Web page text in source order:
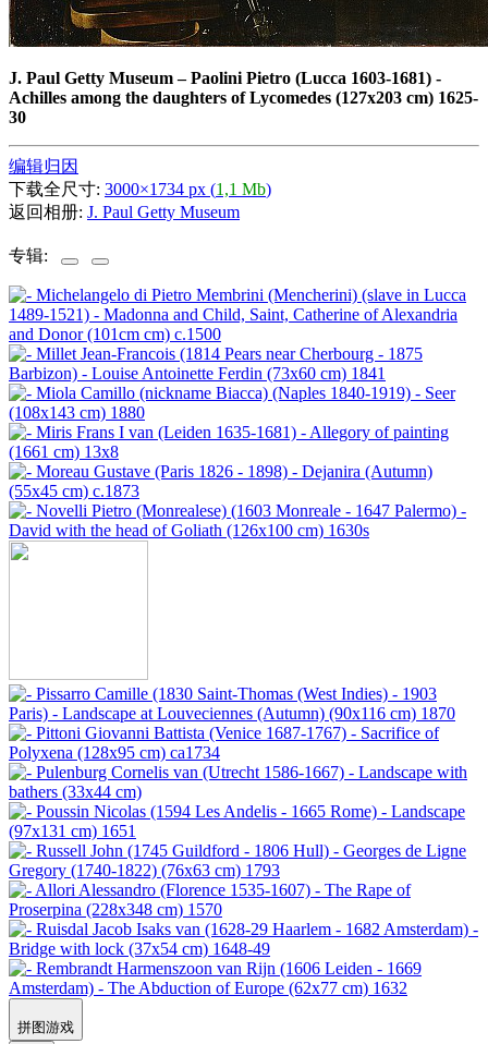
J. Paul Getty Museum–Paolini Pietro (Lucca 1603-1681) -
Achilles among the daughters of Lycomedes (127x203 cm) 1625-
30
编辑归因
下载全尺寸: 3000×1734 px (1,1 Mb)
返回相册: J. Paul Getty Museum
专辑:
拼图游戏